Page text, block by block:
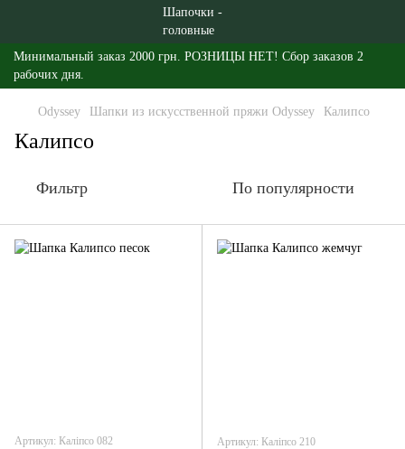
Минимальный заказ 2000 грн. РОЗНИЦЫ НЕТ! Сбор заказов 2
рабочих дня.
Odyssey Шапки из искусственной пряжи Odyssey Калипсо
Калипсо
Фильтр По популярности
Артикул: Каліпсо 082 Артикул: Каліпсо 210